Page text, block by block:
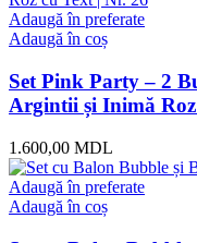
fost:
Adaugă în preferate
Adaugă în coș
Set Pink Party – 2
Argintii și Inimă Roz
1.600,00 MDL
Adaugă în preferate
Adaugă în coș